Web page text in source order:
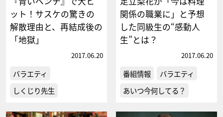
ット！サスケの驚きの
解散理由と、再結成後の
「地獄」
2017.06.20
バラエティ
しくじり先生
関係の職業に」と予想
した同級生の“感動人
生”とは？
2017.06.20
番組情報
バラエティ
あいつ今何してる？